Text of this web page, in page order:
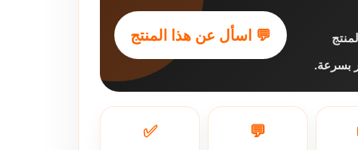
بسرعة.
💬 اسأل عن هذا المنتج
💬
✅